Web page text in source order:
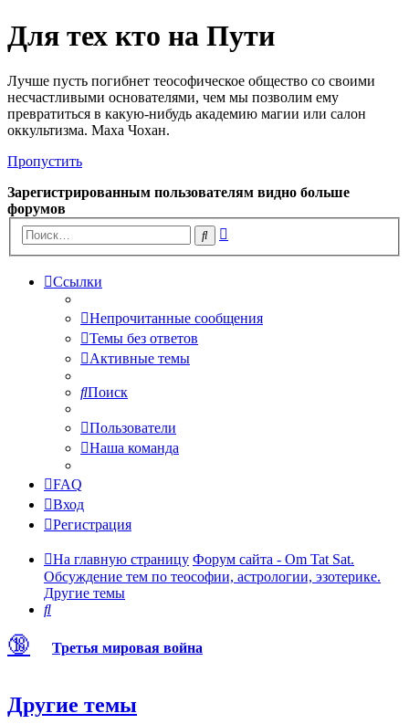
Для тех кто на Пути
Лучше пусть погибнет теософическое общество со своими
несчастливыми основателями, чем мы позволим ему
превратиться в какую-нибудь академию магии или салон
оккультизма. Маха Чохан.
Пропустить
Зарегистрированным пользователям видно больше
форумов
Поиск
Ссылки
Непрочитанные сообщения
Темы без ответов
Активные темы
Поиск
Пользователи
Наша команда
FAQ
Вход
Регистрация
На главную страницу Форум сайта - Om Tat Sat.
Обсуждение тем по теософии, астрологии, эзотерике.
Другие темы
Поиск
🔞 Третья мировая война
Другие темы